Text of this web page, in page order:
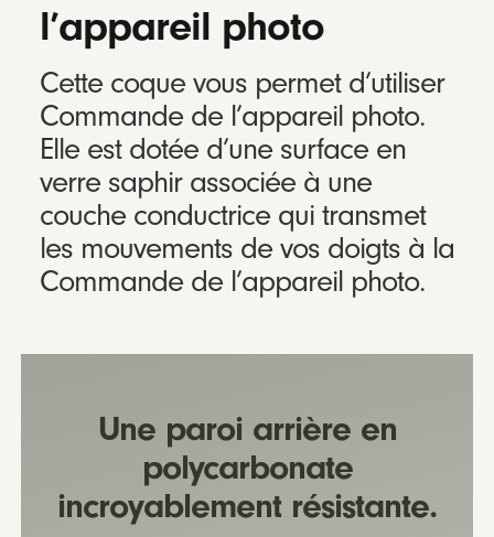
l’appareil photo
Cette coque vous permet d’utiliser
Commande de l’appareil photo.
Elle est dotée d’une surface en
verre saphir associée à une
couche conductrice qui transmet
les mouvements de vos doigts à la
Commande de l’appareil photo.
Une paroi arrière en
polycarbonate
incroyablement résistante.